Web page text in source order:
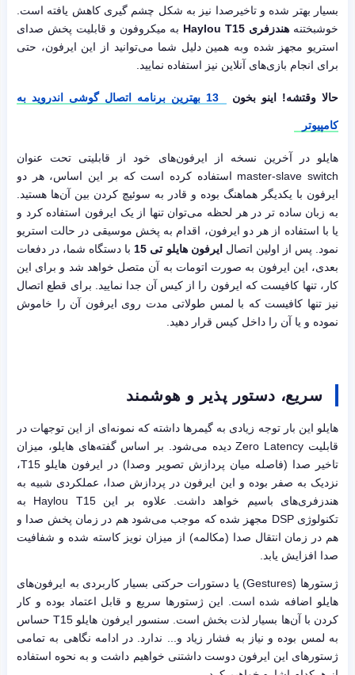
بسیار بهتر شده و تاخیرصدا نیز به شکل چشم گیری کاهش یافته است.
خوشبختنه هندزفری Haylou T15
به میکروفون و قابلیت پخش صدای
استریو مجهز شده وبه همین دلیل شما می‌توانید از این ایرفون، حتی
برای انجام بازی‌های آنلاین نیز استفاده نمایید.
حالا وقتشه! اینو بخون 13 بهترین برنامه اتصال گوشی اندروید به
کامپیوتر
هایلو در آخرین نسخه از ایرفون‌های خود از قابلیتی تحت عنوان
master-slave switch استفاده کرده است که بر این اساس، هر دو
ایرفون با یکدیگر هماهنگ بوده و قادر به سوئیچ کردن بین آن‌ها هستید.
به زبان ساده تر در هر لحظه می‌توان تنها از یک ایرفون استفاده کرد و
یا با استفاده از هر دو ایرفون، اقدام به پخش موسیقی در حالت استریو
نمود. پس از اولین اتصال ایرفون هایلو تی 15
با دستگاه شما، در دفعات
بعدی، این ایرفون به صورت اتومات به آن متصل خواهد شد و برای این
کار، تنها کافیست که ایرفون را از کیس آن جدا نمایید. برای قطع اتصال
نیز تنها کافیست که با لمس طولاتی مدت روی ایرفون آن را خاموش
نموده و یا آن را داخل کیس قرار دهید.
سریع، دستور پذیر و هوشمند
هایلو این بار توجه زیادی به گیمرها داشته که نمونه‌ای از این توجهات در
قابلیت Zero Latency دیده می‌شود. بر اساس گفته‌های هایلو، میزان
تاخیر صدا (فاصله میان پردازش تصویر وصدا) در ایرفون هایلو T15،
نزدیک به صفر بوده و این ایرفون در پردازش صدا، عملکردی شبیه به
هندزفری‌های باسیم خواهد داشت. علاوه بر این Haylou T15 به
تکنولوژی DSP مجهز شده که موجب می‌شود هم در زمان پخش صدا و
هم در زمان انتقال صدا (مکالمه) از میزان نویز کاسته شده و شفافیت
صدا افزایش یابد.
ژستورها (Gestures) یا دستورات حرکتی بسیار کاربردی به ایرفون‌های
هایلو اضافه شده است. این ژستورها سریع و قابل اعتماد بوده و کار
کردن با آن‌ها بسیار لذت بخش است. سنسور ایرفون‌ هایلو T15 حساس
به لمس بوده و نیاز به فشار زیاد و... ندارد. در ادامه نگاهی به تمامی
ژستورهای این ایرفون دوست داشتنی خواهیم داشت و به نحوه استفاده